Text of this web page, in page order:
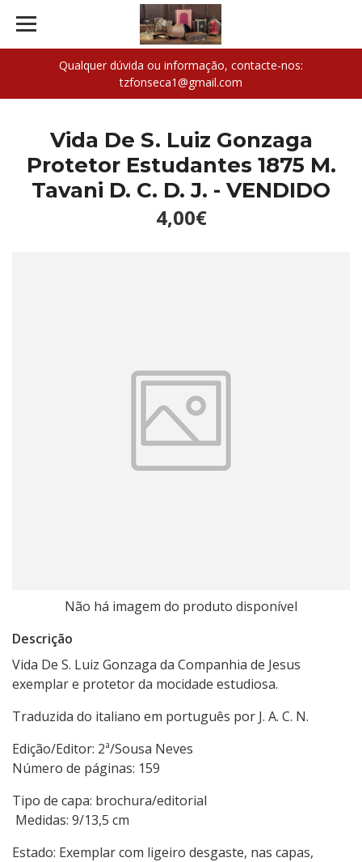
Qualquer dúvida ou informação, contacte-nos:
tzfonseca1@gmail.com
Vida De S. Luiz Gonzaga
Protetor Estudantes 1875 M.
Tavani D. C. D. J. - VENDIDO
4,00€
Não há imagem do produto disponível
Descrição
Vida De S. Luiz Gonzaga da Companhia de Jesus
exemplar e protetor da mocidade estudiosa.
Traduzida do italiano em português por J. A. C. N.
Edição/Editor: 2ª/Sousa Neves
Número de páginas: 159
Tipo de capa: brochura/editorial
Medidas: 9/13,5 cm
Estado: Exemplar com ligeiro desgaste, nas capas,